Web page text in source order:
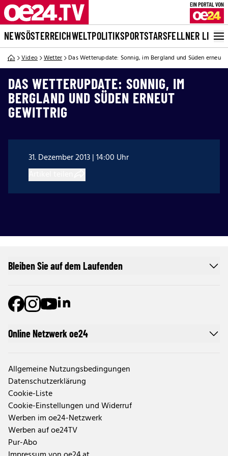
NEWSÖSTERREICHWELTPOLITIKSPORTSTARSFELLNER LIVE
Video Wetter Das Wetterupdate: Sonnig, im Bergland und Süden erneut
DAS WETTERUPDATE: SONNIG, IM
BERGLAND UND SÜDEN ERNEUT
GEWITTRIG
31. Dezember 2013 | 14:00 Uhr
Online Netzwerk oe24
Allgemeine Nutzungsbedingungen
Datenschutzerklärung
Cookie-Liste
Cookie-Einstellungen und Widerruf
Werben im oe24-Netzwerk
Werben auf oe24TV
Pur-Abo
Bleiben Sie auf dem Laufenden